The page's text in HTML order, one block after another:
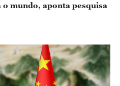
mundo, aponta pesquisa